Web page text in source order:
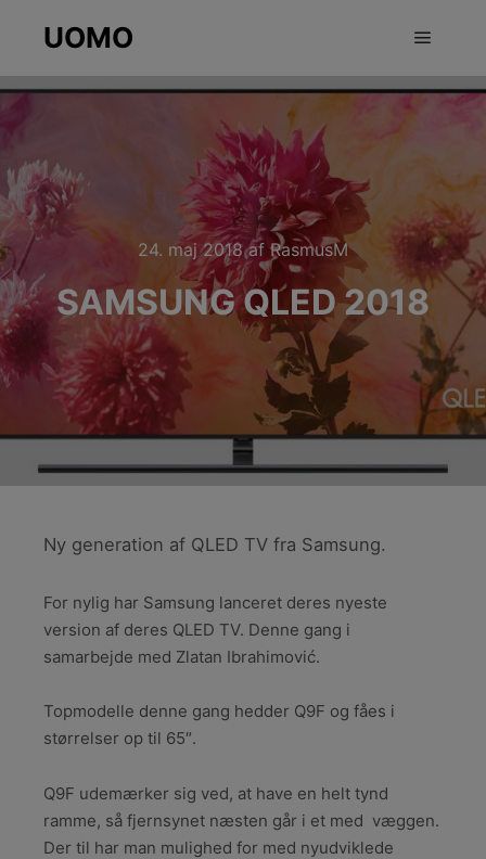
UOMO
24. maj 2018afRasmusM
SAMSUNG QLED 2018
Ny generation af QLED TV fra Samsung.
For nylig har Samsung lanceret deres nyeste
version af deres QLED TV. Denne gang i
samarbejde med Zlatan Ibrahimović.
Topmodelle denne gang hedder Q9F og fåes i
størrelser op til 65″.
Q9F udemærker sig ved, at have en helt tynd
ramme, så fjernsynet næsten går i et med væggen.
Der til har man mulighed for med nyudviklede